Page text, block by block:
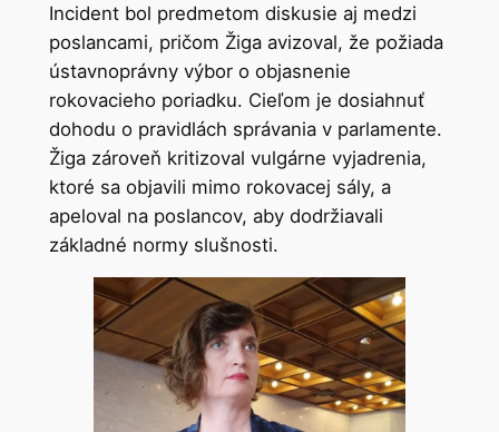
Incident bol predmetom diskusie aj medzi
poslancami, pričom Žiga avizoval, že požiada
ústavnoprávny výbor o objasnenie
rokovacieho poriadku. Cieľom je dosiahnuť
dohodu o pravidlách správania v parlamente.
Žiga zároveň kritizoval vulgárne vyjadrenia,
ktoré sa objavili mimo rokovacej sály, a
apeloval na poslancov, aby dodržiavali
základné normy slušnosti.